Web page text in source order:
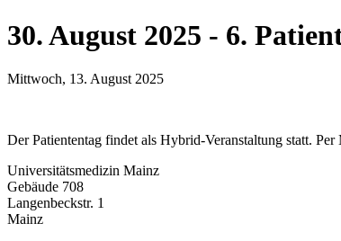
30. August 2025 - 6.
Mittwoch, 13. August 2025
Der Patiententag findet als Hybrid-Veranstaltung statt.
Universitätsmedizin Mainz
Gebäude 708
Langenbeckstr. 1
Mainz